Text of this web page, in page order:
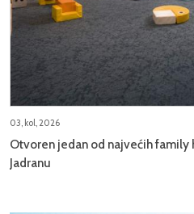
03, kol, 2026
Otvoren jedan od najvećih family
Jadranu